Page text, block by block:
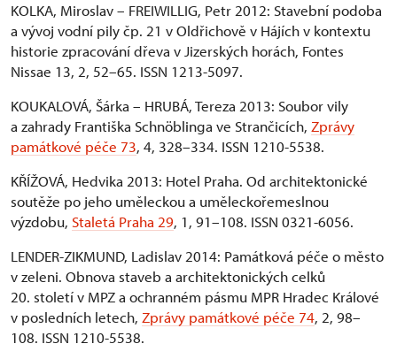
KOLKA, Miroslav – FREIWILLIG, Petr 2012: Stavební podoba
a vývoj vodní pily čp. 21 v Oldřichově v Hájích v kontextu
historie zpracování dřeva v Jizerských horách, Fontes
Nissae 13, 2, 52–65. ISSN 1213-5097.
KOUKALOVÁ, Šárka – HRUBÁ, Tereza 2013: Soubor vily
a zahrady Františka Schnöblinga ve Strančicích, Zprávy
památkové péče 73, 4, 328–334. ISSN 1210-5538.
KŘÍŽOVÁ, Hedvika 2013: Hotel Praha. Od architektonické
soutěže po jeho uměleckou a uměleckořemeslnou
výzdobu, Staletá Praha 29, 1, 91–108. ISSN 0321-6056.
LENDER-ZIKMUND, Ladislav 2014: Památková péče o město
v zeleni. Obnova staveb a architektonických celků
20. století v MPZ a ochranném pásmu MPR Hradec Králové
v posledních letech, Zprávy památkové péče 74, 2, 98–
108. ISSN 1210-5538.